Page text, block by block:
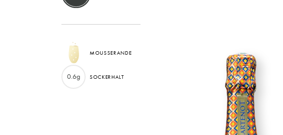
MOUSSERANDE
0.6g SOCKERHALT